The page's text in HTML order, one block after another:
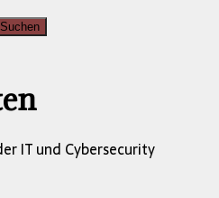
IT und Cybersecurity